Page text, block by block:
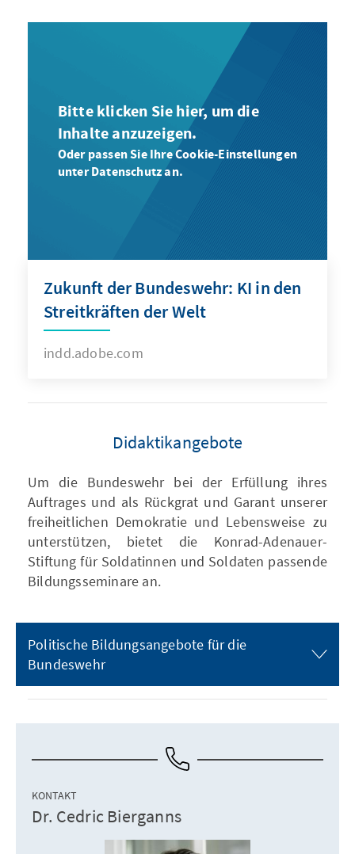
Bitte klicken Sie hier, um die
Inhalte anzuzeigen.
Oder passen Sie Ihre Cookie-Einstellungen
unter Datenschutz an.
Zukunft der Bundeswehr: KI in den
Streitkräften der Welt
indd.adobe.com
Didaktikangebote
Um die Bundeswehr bei der Erfüllung ihres
Auftrages und als Rückgrat und Garant unserer
freiheitlichen Demokratie und Lebensweise zu
unterstützen, bietet die Konrad-Adenauer-
Stiftung für Soldatinnen und Soldaten passende
Bildungsseminare an.
Politische Bildungsangebote für die
Bundeswehr
KONTAKT
Dr. Cedric Bierganns